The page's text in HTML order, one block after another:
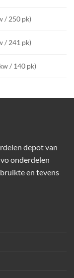
/ 250 pk)
/ 241 pk)
/ 140 pk)
depot van
onderdelen
en tevens